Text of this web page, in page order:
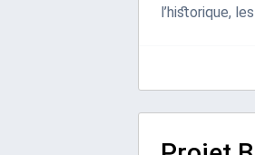
l’historique,